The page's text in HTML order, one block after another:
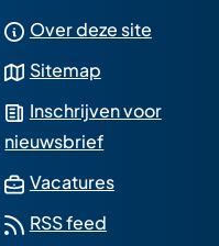
Over deze site
Sitemap
Inschrijven voor
nieuwsbrief
Vacatures(Verwijst
RSS feed